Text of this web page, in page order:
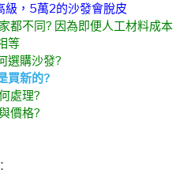
級，5萬2的沙發會脫皮
都不同? 因為即便人工材料成本
等
選購沙發?
買新的?
處理?
價格?